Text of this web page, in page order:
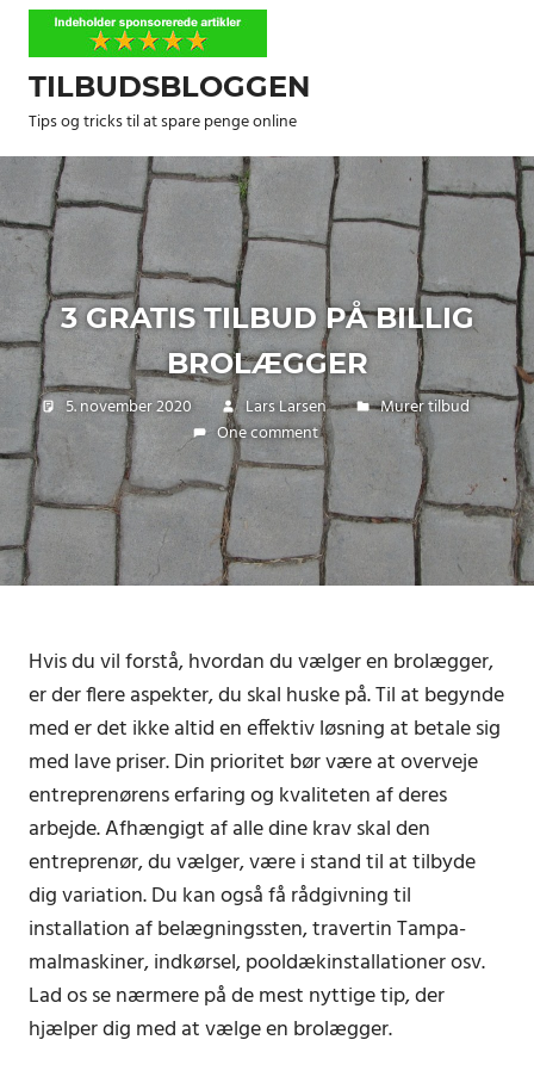
Skip
contentTILBUDSBLOGGEN
Tips og tricks til at spare penge online
3 GRATIS TILBUD PÅ BILLIG
BROLÆGGER
5. november 2020 Lars Larsen
Murer tilbud
One comment
Hvis du vil forstå, hvordan du vælger en brolægger,
er der flere aspekter, du skal huske på. Til at begynde
med er det ikke altid en effektiv løsning at betale sig
med lave priser. Din prioritet bør være at overveje
entreprenørens erfaring og kvaliteten af ​​deres
arbejde. Afhængigt af alle dine krav skal den
entreprenør, du vælger, være i stand til at tilbyde
dig variation. Du kan også få rådgivning til
installation af belægningssten, travertin Tampa-
malmaskiner, indkørsel, pooldækinstallationer osv.
Lad os se nærmere på de mest nyttige tip, der
hjælper dig med at vælge en brolægger.